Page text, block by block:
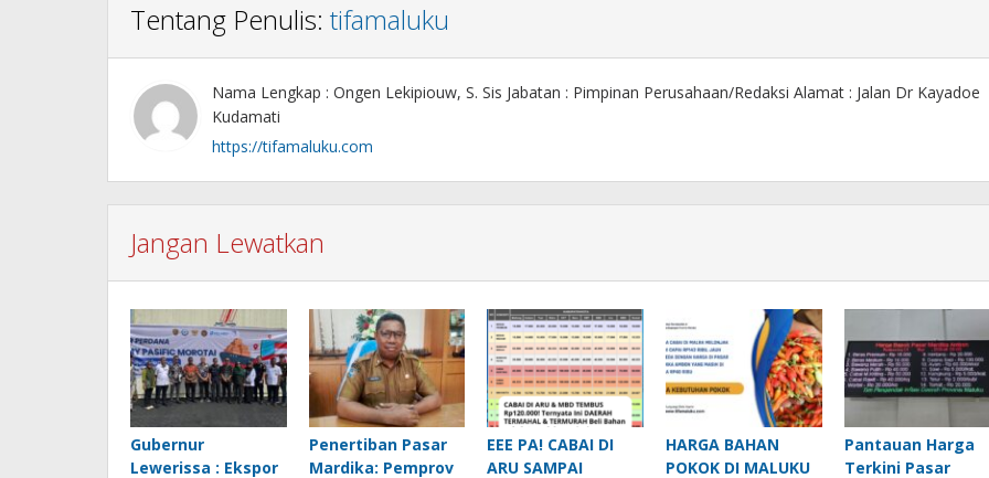
Tentang Penulis: tifamaluku
Nama Lengkap : Ongen Lekipiouw, S. Sis Jabatan : Pimpinan Perusahaan/Redaksi Alamat : Jalan Dr Kayadoe
Kudamati
https://tifamaluku.com
Jangan Lewatkan
Gubernur
Lewerissa : Ekspor
Penertiban Pasar
Mardika: Pemprov
EEE PA! CABAI DI
ARU SAMPAI
HARGA BAHAN
POKOK DI MALUKU
Pantauan Harga
Terkini Pasar